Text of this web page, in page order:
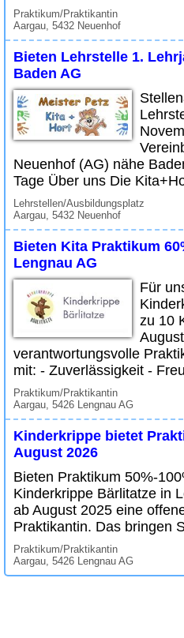
Praktikum/Praktikantin
Aargau, 5432 Neuenhof
Bieten Lehrstelle 1.
Baden AG
Neuenhof (AG) nähe
Tage Über uns Die
Lehrstellen/Ausbildungsplatz
Aargau, 5432 Neuenhof
Bieten Kita Praktikum
Lengnau AG
Für
zu 10
verantwortungsvolle
mit: - Zuverlässigkeit -
Praktikum/Praktikantin
Aargau, 5426 Lengnau AG
Kinderkrippe bietet
August 2026
Bieten Praktikum 50%-
Kinderkrippe Bärlitatze in
ab August 2025 eine
Praktikantin. Das bringen
Praktikum/Praktikantin
Aargau, 5426 Lengnau AG